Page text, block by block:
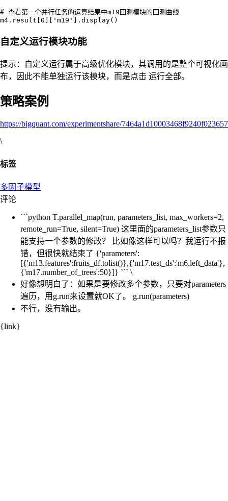
# 查看第一个并行任务的运算结果中m19回测模块的回测曲线
自定义运行模块功能
提示：自定义运行属于高级优化模块，其调用的是整个可视化画
布，因此不能单独运行该模块，而是点击 运行全部。
策略案例
https://bigquant.com/experimentshare/
\
标签
多因子模型
评论
```python T.parallel_map(run, parameters_list, max_workers=2,
remote_run=True, silent=True) 这里面的parameters_list参数只
能支持一个参数的修改？ 比如像这样可以吗？我运行不报
错，但很快就结束了 {'parameters':
[{'m13.features':fruits_df.tolist()},{'m17.test_ds':'m6.left_data'},
{'m17.number_of_trees':50}]} ``` \
好像想明白了：如果是要修改多个参数，只要对parameters
遍历，用g.run来设置就OK了。 g.run(parameters)
不行，没有输出。
{link}